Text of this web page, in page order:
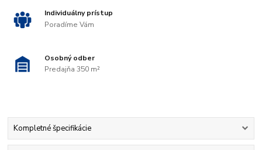
Individuálny prístup
Poradíme Vám
Osobný odber
Predajňa 350 m²
Kompletné špecifikácie